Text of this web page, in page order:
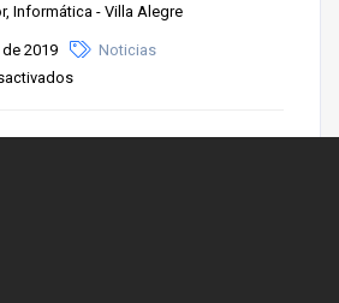
Informática - Villa Alegre
2019
Noticias